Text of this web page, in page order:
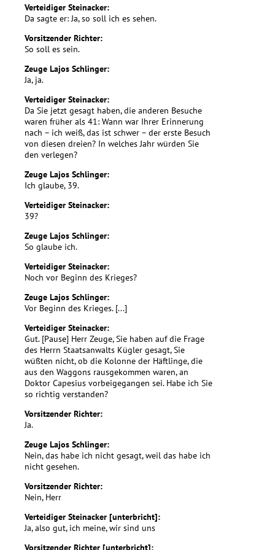
Verteidiger Steinacker:
Da sagte er: Ja, so soll ich es sehen.
Vorsitzender Richter:
So soll es sein.
Zeuge Lajos Schlinger:
Ja, ja.
Verteidiger Steinacker:
Da Sie jetzt gesagt haben, die anderen Besuche
waren früher als 41: Wann war Ihrer Erinnerung
nach – ich weiß, das ist schwer – der erste Besuch
von diesen dreien? In welches Jahr würden Sie
den verlegen?
Zeuge Lajos Schlinger:
Ich glaube, 39.
Verteidiger Steinacker:
39?
Zeuge Lajos Schlinger:
So glaube ich.
Verteidiger Steinacker:
Noch vor Beginn des Krieges?
Zeuge Lajos Schlinger:
Vor Beginn des Krieges. [...]
Verteidiger Steinacker:
Gut. [Pause] Herr Zeuge, Sie haben auf die Frage
des Herrn Staatsanwalts Kügler gesagt, Sie
wüßten nicht, ob die Kolonne der Häftlinge, die
aus den Waggons rausgekommen waren, an
Doktor Capesius vorbeigegangen sei. Habe ich Sie
so richtig verstanden?
Vorsitzender Richter:
Ja.
Zeuge Lajos Schlinger:
Nein, das habe ich nicht gesagt, weil das habe ich
nicht gesehen.
Vorsitzender Richter:
Nein, Herr
Verteidiger Steinacker [unterbricht]:
Ja, also gut, ich meine, wir sind uns
Vorsitzender Richter [unterbricht]: